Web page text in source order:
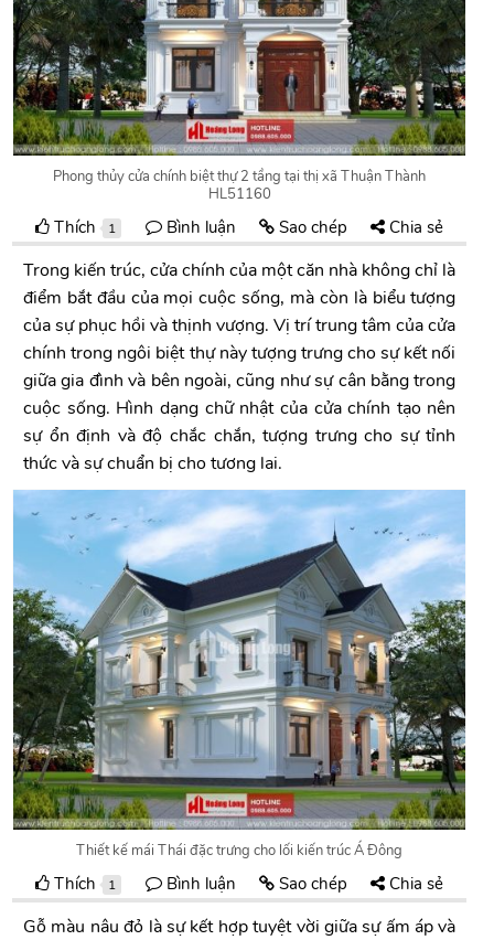
Phong thủy cửa chính biệt thự 2 tầng tại thị xã Thuận Thành
HL51160
Thích 1 Bình luận Sao chép Chia sẻ
Trong kiến trúc, cửa chính của một căn nhà không chỉ là
điểm bắt đầu của mọi cuộc sống, mà còn là biểu tượng
của sự phục hồi và thịnh vượng. Vị trí trung tâm của cửa
chính trong ngôi biệt thự này tượng trưng cho sự kết nối
giữa gia đình và bên ngoài, cũng như sự cân bằng trong
cuộc sống. Hình dạng chữ nhật của cửa chính tạo nên
sự ổn định và độ chắc chắn, tượng trưng cho sự tỉnh
thức và sự chuẩn bị cho tương lai.
Thiết kế mái Thái đặc trưng cho lối kiến trúc Á Đông
Thích 1 Bình luận Sao chép Chia sẻ
Gỗ màu nâu đỏ là sự kết hợp tuyệt vời giữa sự ấm áp và